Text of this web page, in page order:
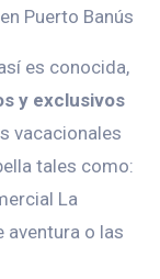
en Puerto Banús
es conocida,
y exclusivos
vacacionales
tales como:
La
aventura o las